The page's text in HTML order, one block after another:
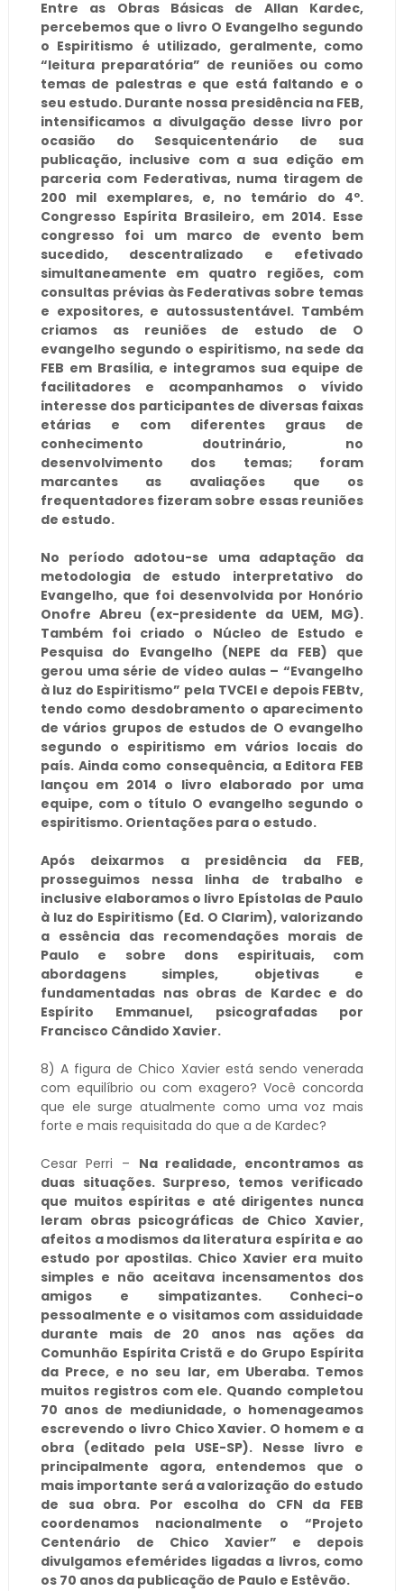
Entre as Obras Básicas de Allan Kardec,
percebemos que o livro O Evangelho segundo
o Espiritismo é utilizado, geralmente, como
“leitura preparatória” de reuniões ou como
temas de palestras e que está faltando e o
seu estudo. Durante nossa presidência na FEB,
intensificamos a divulgação desse livro por
ocasião do Sesquicentenário de sua
publicação, inclusive com a sua edição em
parceria com Federativas, numa tiragem de
200 mil exemplares, e, no temário do 4º.
Congresso Espírita Brasileiro, em 2014. Esse
congresso foi um marco de evento bem
sucedido, descentralizado e efetivado
simultaneamente em quatro regiões, com
consultas prévias às Federativas sobre temas
e expositores, e autossustentável. Também
criamos as reuniões de estudo de O
evangelho segundo o espiritismo, na sede da
FEB em Brasília, e integramos sua equipe de
facilitadores e acompanhamos o vívido
interesse dos participantes de diversas faixas
etárias e com diferentes graus de
conhecimento doutrinário, no
desenvolvimento dos temas; foram
marcantes as avaliações que os
frequentadores fizeram sobre essas reuniões
de estudo.
No período adotou-se uma adaptação da
metodologia de estudo interpretativo do
Evangelho, que foi desenvolvida por Honório
Onofre Abreu (ex-presidente da UEM, MG).
Também foi criado o Núcleo de Estudo e
Pesquisa do Evangelho (NEPE da FEB) que
gerou uma série de vídeo aulas – “Evangelho
à luz do Espiritismo” pela TVCEI e depois FEBtv,
tendo como desdobramento o aparecimento
de vários grupos de estudos de O evangelho
segundo o espiritismo em vários locais do
país. Ainda como consequência, a Editora FEB
lançou em 2014 o livro elaborado por uma
equipe, com o título O evangelho segundo o
espiritismo. Orientações para o estudo.
Após deixarmos a presidência da FEB,
prosseguimos nessa linha de trabalho e
inclusive elaboramos o livro Epístolas de Paulo
à luz do Espiritismo (Ed. O Clarim), valorizando
a essência das recomendações morais de
Paulo e sobre dons espirituais, com
abordagens simples, objetivas e
fundamentadas nas obras de Kardec e do
Espírito Emmanuel, psicografadas por
Francisco Cândido Xavier.
8) A figura de Chico Xavier está sendo venerada
com equilíbrio ou com exagero? Você concorda
que ele surge atualmente como uma voz mais
forte e mais requisitada do que a de Kardec?
Cesar Perri – Na realidade, encontramos as
duas situações. Surpreso, temos verificado
que muitos espíritas e até dirigentes nunca
leram obras psicográficas de Chico Xavier,
afeitos a modismos da literatura espírita e ao
estudo por apostilas. Chico Xavier era muito
simples e não aceitava incensamentos dos
amigos e simpatizantes. Conheci-o
pessoalmente e o visitamos com assiduidade
durante mais de 20 anos nas ações da
Comunhão Espírita Cristã e do Grupo Espírita
da Prece, e no seu lar, em Uberaba. Temos
muitos registros com ele. Quando completou
70 anos de mediunidade, o homenageamos
escrevendo o livro Chico Xavier. O homem e a
obra (editado pela USE-SP). Nesse livro e
principalmente agora, entendemos que o
mais importante será a valorização do estudo
de sua obra. Por escolha do CFN da FEB
coordenamos nacionalmente o “Projeto
Centenário de Chico Xavier” e depois
divulgamos efemérides ligadas a livros, como
os 70 anos da publicação de Paulo e Estêvão.